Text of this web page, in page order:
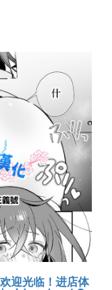
迎光临！进店体